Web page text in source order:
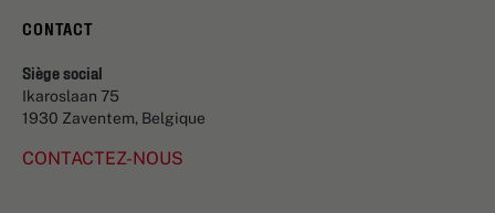
CONTACT
Siège social
Ikaroslaan 75
1930 Zaventem, Belgique
CONTACTEZ-NOUS